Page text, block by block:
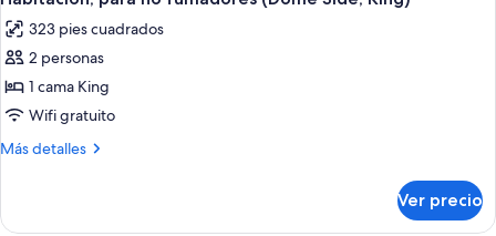
King)
(Dome
Side,
todas
las
fotos
de
Habitación,
para
(Dome
323 pies cuadrados
2 personas
1 cama King
Wifi gratuito
Más detalles
Más
para
Ver precio